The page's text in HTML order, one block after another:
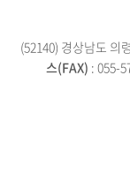
(52140) 경상남도 의
스(FAX) : 055-